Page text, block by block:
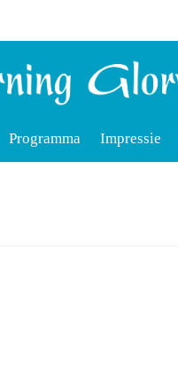
Programma Impressie